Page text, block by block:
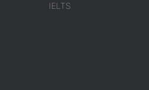
IELTS